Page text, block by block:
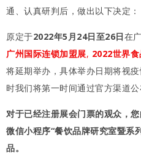
通、认真研判后，做出以下决定：
原定于2022年5月24日至26日在
广州国际连锁加盟展, 2022世界
将延期举办，具体举办日期将视
时我们将第一时间通过官方渠道公
对于已经注册展会门票的观众，
微信小程序“餐饮品牌研究室暨系
品。